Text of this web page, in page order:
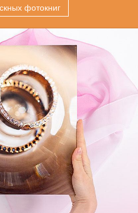
фотокниг